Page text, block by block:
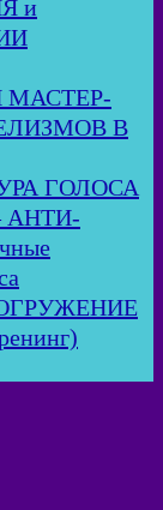
и
В
ГОЛОСА
АНТИ-